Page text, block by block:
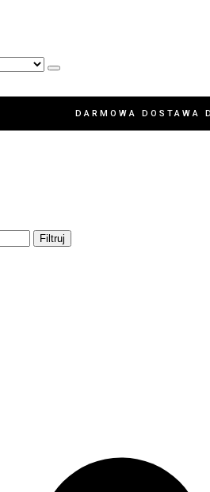
DARMOWA
Filtruj